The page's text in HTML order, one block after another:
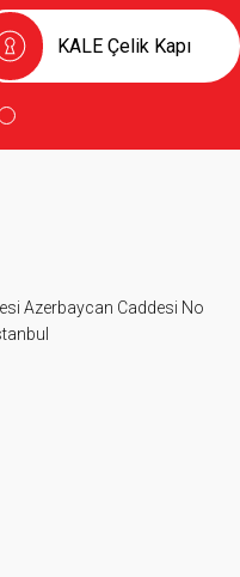
KALE Çelik Kapı
Azerbaycan Caddesi No